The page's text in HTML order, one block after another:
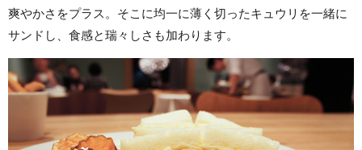
爽やかさをプラス。そこに均一に薄く切ったキュウリを一緒に
サンドし、食感と瑞々しさも加わります。